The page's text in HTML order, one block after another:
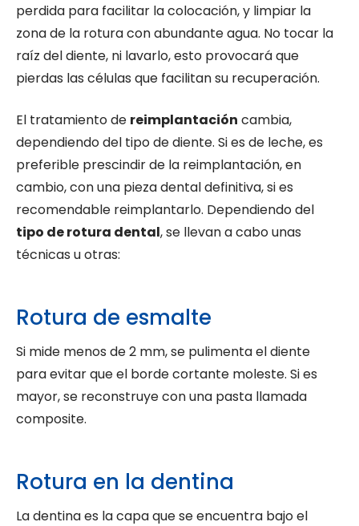
perdida para facilitar la colocación, y limpiar la
zona de la rotura con abundante agua. No tocar la
raíz del diente, ni lavarlo, esto provocará que
pierdas las células que facilitan su recuperación.
El tratamiento de reimplantación cambia,
dependiendo del tipo de diente. Si es de leche, es
preferible prescindir de la reimplantación, en
cambio, con una pieza dental definitiva, si es
recomendable reimplantarlo. Dependiendo del
tipo de rotura dental, se llevan a cabo unas
técnicas u otras:
Rotura de esmalte
Si mide menos de 2 mm, se pulimenta el diente
para evitar que el borde cortante moleste. Si es
mayor, se reconstruye con una pasta llamada
composite.
Rotura en la dentina
La dentina es la capa que se encuentra bajo el